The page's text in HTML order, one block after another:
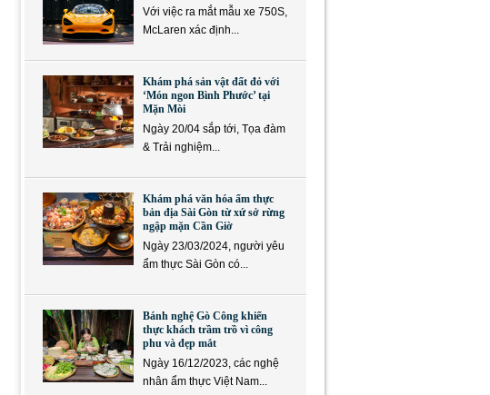
Với việc ra mắt mẫu xe 750S,
McLaren xác định...
Khám phá sản vật đất đỏ với
‘Món ngon Bình Phước’ tại
Mặn Mòi
Ngày 20/04 sắp tới, Tọa đàm
& Trải nghiệm...
Khám phá văn hóa ẩm thực
bản địa Sài Gòn từ xứ sở rừng
ngập mặn Cần Giờ
Ngày 23/03/2024, người yêu
ẩm thực Sài Gòn có...
Bánh nghệ Gò Công khiến
thực khách trầm trồ vì công
phu và đẹp mắt
Ngày 16/12/2023, các nghệ
nhân ẩm thực Việt Nam...